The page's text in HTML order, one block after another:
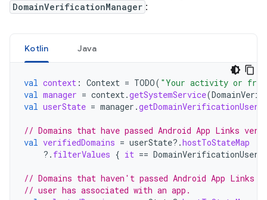
DomainVerificationManager :
Kotlin Java
val context : Context = TODO( "Your activity or
val manager = context.getSystemService(
val userState = manager .
// Domains that have passed Android App Links
val verifiedDomains = userState?.hostToStateMap
?. filterValues { it ==
// Domains that haven't passed Android App
// user has associated with an app.